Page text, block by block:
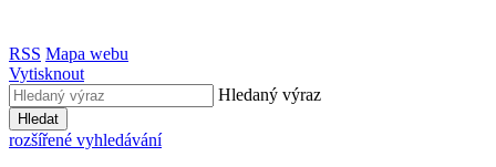
RSS Mapa webu
Vytisknout
Hledaný výraz
Hledat
rozšířené vyhledávání